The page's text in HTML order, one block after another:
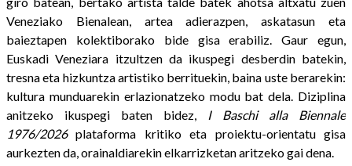
Veneziako Bienalean, artea adierazpen, askatasun eta
baieztapen kolektiborako bide gisa erabiliz. Gaur egun,
Euskadi Veneziara itzultzen da ikuspegi desberdin batekin,
tresna eta hizkuntza artistiko berrituekin, baina uste berarekin:
kultura munduarekin erlazionatzeko modu bat dela. Diziplina
anitzeko ikuspegi baten bidez,
I Baschi alla Biennale
1976/2026plataforma kritiko eta proiektu-orientatu gisa
aurkezten da, orainaldiarekin elkarrizketan aritzeko gai dena.